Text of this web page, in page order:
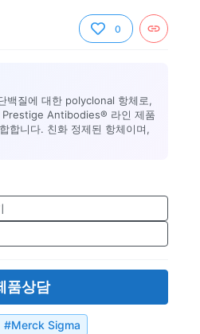
0
백질에 대한 polyclonal 항체로,
Prestige Antibodies® 라인 제품
합니다. 친화 정제된 항체이며,
품상담
#Merck Sigma